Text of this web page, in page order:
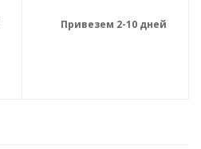
Привезем 2-10 дней